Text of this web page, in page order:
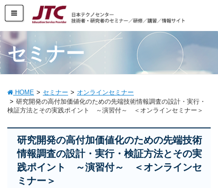
セミナー
HOME セミナー
オンラインセミナー
研究開発の高付加価値化のための先端技術情報調査の設計・実行・
検証方法とその実践ポイント ～演習付～ ＜オンラインセミナー＞
研究開発の高付加価値化のための先端技術
情報調査の設計・実行・検証方法とその実
践ポイント ～演習付～ ＜オンラインセ
ミナー＞